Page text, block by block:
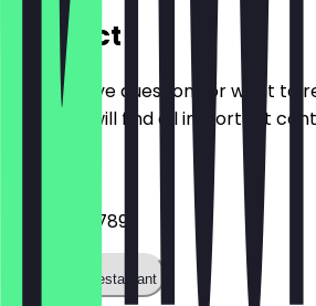
Contact
Do you have questions or want to
Here you will find all important
0441 96037891
Call the restaurant